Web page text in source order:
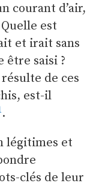
courant d’air,
est
et irait sans
être saisi ?
de ces
est-il
.
légitimes et
clés de leur